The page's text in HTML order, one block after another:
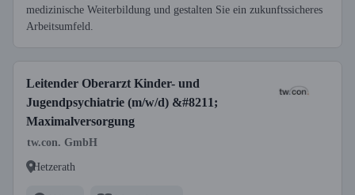
medizinische Weiterbildung und gestalten Sie ein zukunftssicheres
Arbeitsumfeld.
Leitender Oberarzt Kinder- und
Jugendpsychiatrie (m/w/d) &#8211;
Maximalversorgung
tw.con. GmbH
Hetzerath